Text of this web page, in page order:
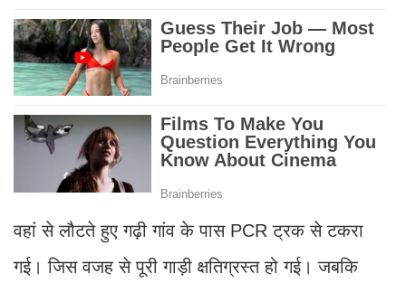
वहां से लौटते हुए गढ़ी गांव के पास PCR ट्रक से टकरा
गई। जिस वजह से पूरी गाड़ी क्षतिग्रस्त हो गई। जबकि